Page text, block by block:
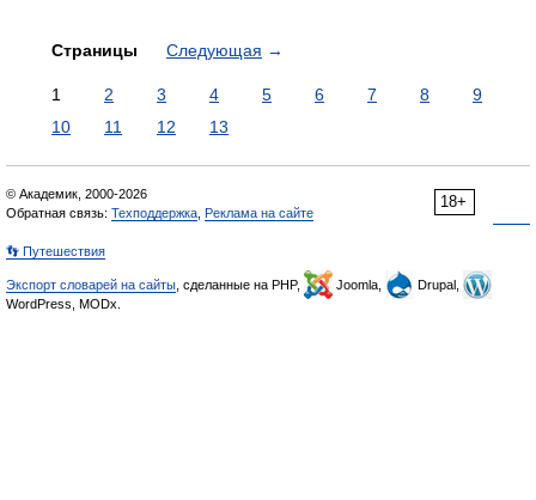
Страницы Следующая →
1 2 3 4 5 6 7 8
9
10
11 12 13
18+
© Академик, 2000-2026
Обратная связь: Техподдержка Реклама на сайте
👣 Путешествия
Экспорт словарей на сайты , сделанные на PHP, Joomla,
Drupal,
WordPress, MODx.